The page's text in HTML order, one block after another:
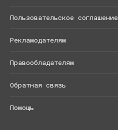
Пользовательское соглашение
Рекламодателям
Правообладателям
Обратная связь
Помощь